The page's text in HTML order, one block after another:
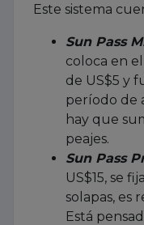
Este sistema
Sun Pass
coloca en
de US$5 y
período de
hay que
peajes.
Sun Pass
US$15, se
solapas, es
Está